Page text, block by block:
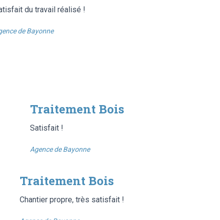
du travail réalisé !
de Bayonne
Traitement Bois
Satisfait !
Agence de Bayonne
Traitement Bois
Chantier propre, très satisfait !